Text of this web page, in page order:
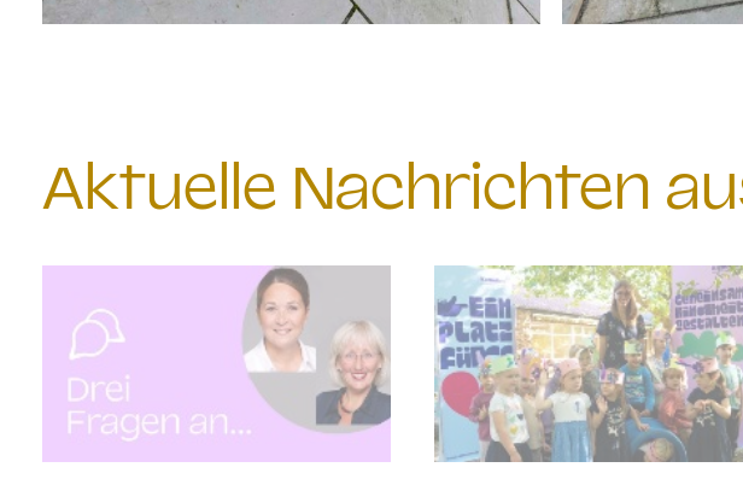
Aktuelle Nachrichten